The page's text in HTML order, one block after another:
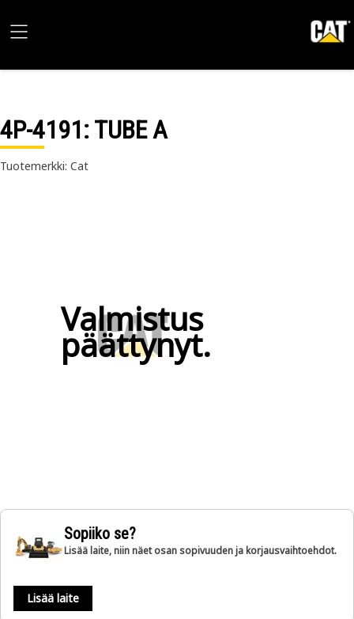
4P-4191: TUBE A
Tuotemerkki: Cat
Valmistus
päättynyt.
Sopiiko se?
Lisää laite, niin näet osan sopivuuden ja korjausvaihtoehdot.
Lisää laite